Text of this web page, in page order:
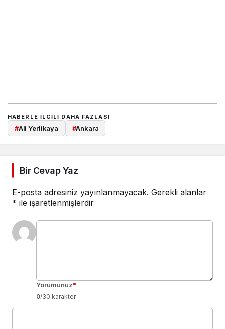
HABERLE ILGILI DAHA FAZLASI
#Ali Yerlikaya #Ankara
Bir Cevap Yaz
E-posta adresiniz yayınlanmayacak. Gerekli alanlar
* ile işaretlenmişlerdir
Yorumunuz*
0/30 karakter